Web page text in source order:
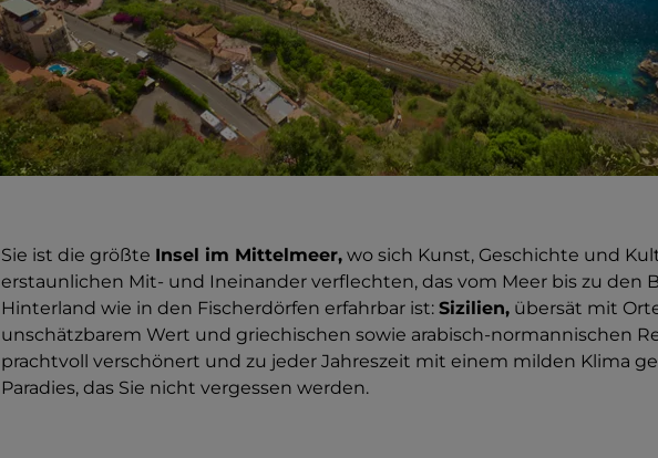
Sie ist die größte Insel im Mittelmeer, wo sich Kunst, Geschichte und
erstaunlichen Mit- und Ineinander verflechten, das vom Meer bis zu den
Hinterland wie in den Fischerdörfen erfahrbar ist: Sizilien, übersät mit
unschätzbarem Wert und griechischen sowie arabisch-normannischen
prachtvoll verschönert und zu jeder Jahreszeit mit einem milden Klima
Paradies, das Sie nicht vergessen werden.